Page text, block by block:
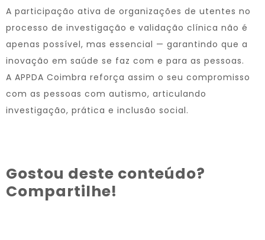
A participação ativa de organizações de utentes no
processo de investigação e validação clínica não é
apenas possível, mas essencial — garantindo que a
inovação em saúde se faz com e para as pessoas.
A APPDA Coimbra reforça assim o seu compromisso
com as pessoas com autismo, articulando
investigação, prática e inclusão social.
Gostou deste conteúdo?
Compartilhe!